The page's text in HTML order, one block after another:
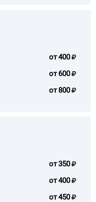
от400
от 600
от800
от350
от400
от450